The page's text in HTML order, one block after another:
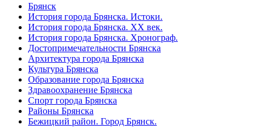
Брянск
История города Брянска. Истоки.
История города Брянска. XX век.
История города Брянска. Хронограф.
Достопримечательности Брянска
Архитектура города Брянска
Культура Брянска
Образование города Брянска
Здравоохранение Брянска
Спорт города Брянска
Районы Брянска
Бежицкий район. Город Брянск.